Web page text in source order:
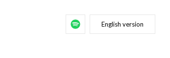
English version